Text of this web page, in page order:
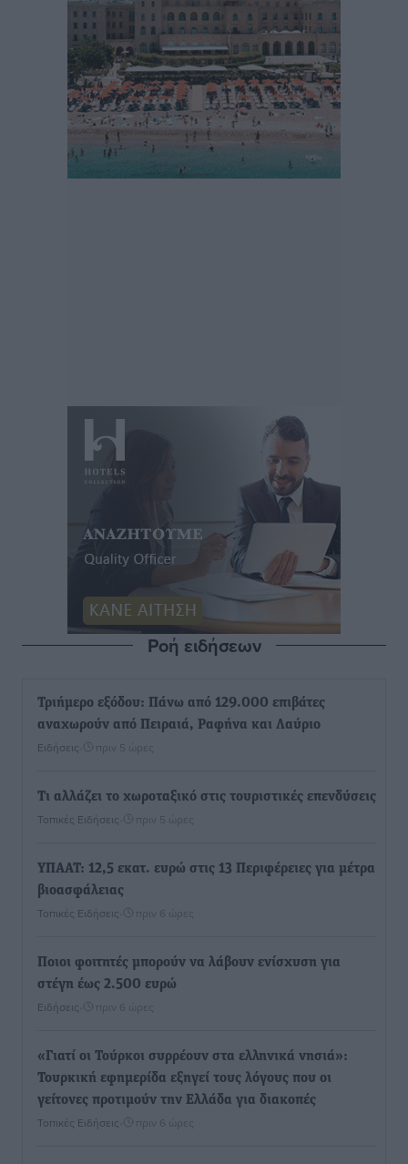
Ροή ειδήσεων
Τριήμερο εξόδου: Πάνω από 129.000 επιβάτες
αναχωρούν από Πειραιά, Ραφήνα και Λαύριο
Ειδήσεις πριν 5 ώρες
Τι αλλάζει το χωροταξικό στις τουριστικές επενδύσεις
Τοπικές Ειδήσεις πριν 5 ώρες
ΥΠΑΑΤ: 12,5 εκατ. ευρώ στις 13 Περιφέρειες για μέτρα
βιοασφάλειας
Τοπικές Ειδήσεις πριν 6 ώρες
Ποιοι φοιτητές μπορούν να λάβουν ενίσχυση για
στέγη έως 2.500 ευρώ
Ειδήσεις πριν 6 ώρες
«Γιατί οι Τούρκοι συρρέουν στα ελληνικά νησιά»:
Τουρκική εφημερίδα εξηγεί τους λόγους που οι
γείτονες προτιμούν την Ελλάδα για διακοπές
Τοπικές Ειδήσεις πριν 6 ώρες